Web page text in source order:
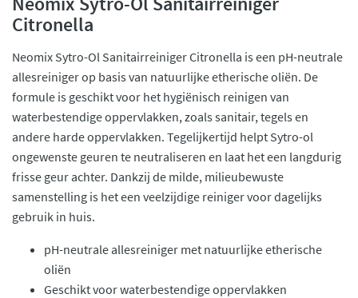
Citronella
Neomix Sytro-Ol Sanitairreiniger Citronella is een pH-neutrale
allesreiniger op basis van natuurlijke etherische oliën. De
formule is geschikt voor het hygiënisch reinigen van
waterbestendige oppervlakken, zoals sanitair, tegels en
andere harde oppervlakken. Tegelijkertijd helpt Sytro-ol
ongewenste geuren te neutraliseren en laat het een langdurig
frisse geur achter. Dankzij de milde, milieubewuste
samenstelling is het een veelzijdige reiniger voor dagelijks
gebruik in huis.
pH-neutrale allesreiniger met natuurlijke etherische
oliën
Geschikt voor waterbestendige oppervlakken